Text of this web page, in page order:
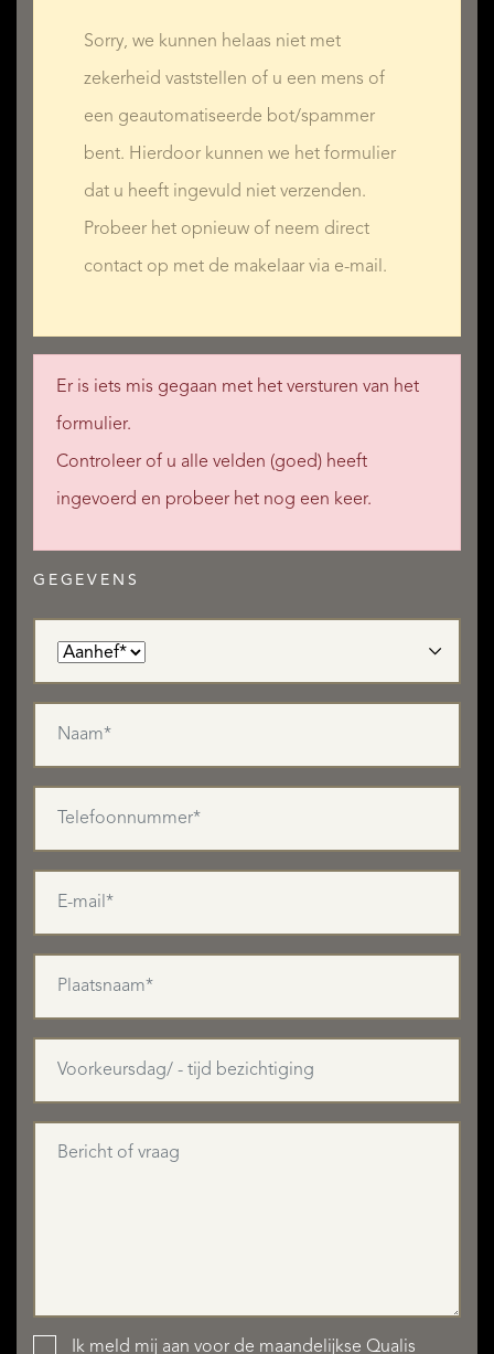
Sorry, we kunnen helaas niet met
zekerheid vaststellen of u een mens of
een geautomatiseerde bot/spammer
bent. Hierdoor kunnen we het formulier
dat u heeft ingevuld niet verzenden.
Probeer het opnieuw of neem direct
contact op met de makelaar via e-mail.
Er is iets mis gegaan met het versturen van het
formulier.
Controleer of u alle velden (goed) heeft
ingevoerd en probeer het nog een keer.
GEGEVENS
Ik meld mij aan voor de maandelijkse Qualis